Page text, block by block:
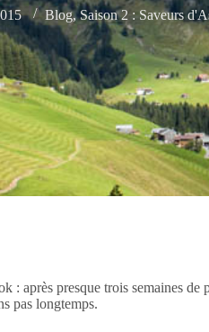
Blog,Saison 2 : Saveurs
: après presque trois semaines
pas longtemps.